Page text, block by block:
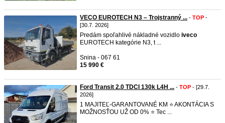
VECO EUROTECH N3 – Trojstranný ... - TOP -
[30.7. 2026]
Predám spoľahlivé nákladné vozidlo iveco
EUROTECH kategórie N3, t ...
Snina - 067 61
15 990 €
Ford Transit 2.0 TDCI 130k L4H ... - TOP - [29.7.
2026]
1 MAJITEĽ-GARANTOVANÉ KM ⭐ AKONTÁCIA S
MOŽNOSŤOU UŽ OD 0% ⭐ Tec ...